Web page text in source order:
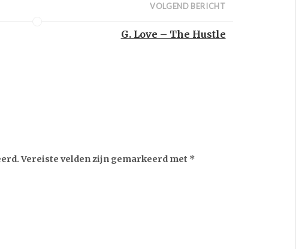
VOLGEND BERICHT
G. Love – The Hustle
Vereiste velden zijn gemarkeerd met *